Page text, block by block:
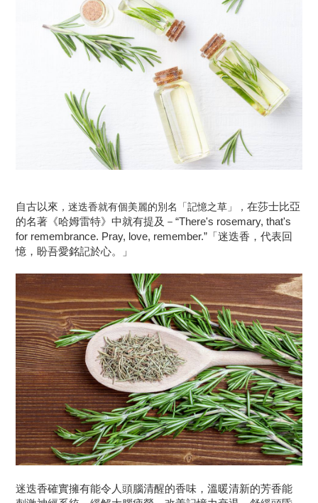
自古以來 ，迷迭香就有個美麗的別名「記憶之草」， 在莎士比亞
的名著《哈姆雷特》中就有提及－“There's rosemary, that's
for remembrance. Pray, love, remember.”「迷迭香，代表回
憶，盼吾愛銘記於心。」
迷迭香確實擁有能令人頭腦清醒的香味 ，溫暖清新的芳香能